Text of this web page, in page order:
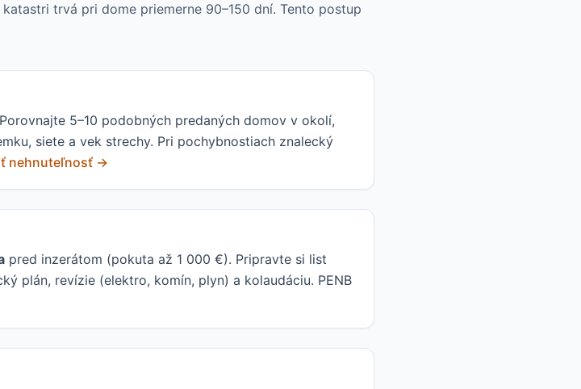
trvá pri dome priemerne 90–150 dní. Tento postup
5–10 podobných predaných domov v okolí,
siete a vek strechy. Pri pochybnostiach znalecký
nehnuteľnosť →
pred inzerátom (pokuta až 1 000 €). Pripravte si list
plán, revízie (elektro, komín, plyn) a kolaudáciu. PENB